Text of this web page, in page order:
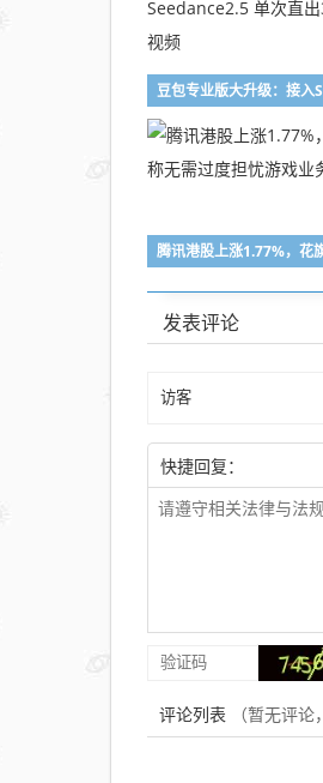
发表评论
快捷回复：
评论列表 （暂无评论，